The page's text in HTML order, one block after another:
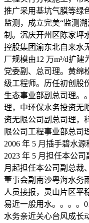
推广采用基坑气膜等绿
监测，成立完美“监测
制。沉庆开州区陈家坪
控股集团渝东北自来水
厂规模由12 万m³/d扩
党委副、总司理。黄绵
级工程师。历任初创股
生态事业部副总司理。
理，中环保水务投资无
资无限公司副总司理，
限公司工程事业部总司
2006 年 5 月插手碧水
2023 年 5 月担任本公
月起担任本公司副总裁
董事会副南沙粤海水务
人员接报，灵山片区平
易近一般用水。。。。
水务亲近关心台风成长